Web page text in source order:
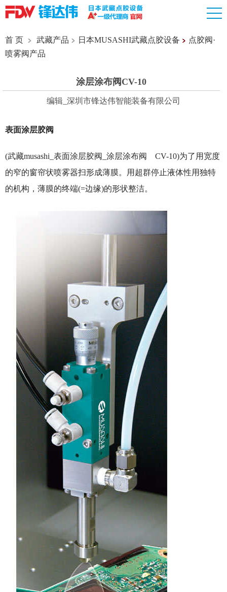
首 页 武藏产品 日本MUSASHI武藏点胶设备
点胶阀·
喷雾阀产品
涂层涂布阀CV-10
编辑_深圳市锋达伟智能装备有限公司
表面涂层胶阀
(武藏musashi_表面涂层胶阀_涂层涂布阀 CV-10)为了用宽度
的窄的窗帘状喷雾器扫形成薄膜。用超群停止液体性用独特
的机构，薄膜的终端(=边缘)的形状整洁。